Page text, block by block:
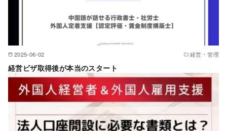
2025-06-02 経営・管理
経営ビザ取得後が本当のスタート